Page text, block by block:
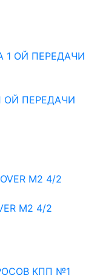
ОЙ ПЕРЕДАЧИ
M2 4/2